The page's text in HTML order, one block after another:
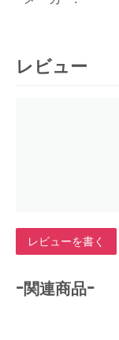
レビュー
レビューを書く
-関連商品-